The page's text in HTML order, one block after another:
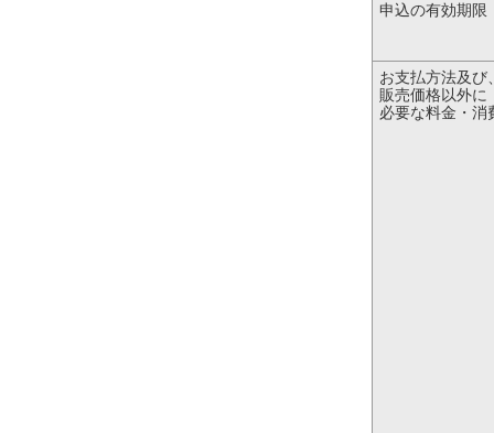
申込の有効期限
お支払方法及び
販売価格以外に
必要な料金・消